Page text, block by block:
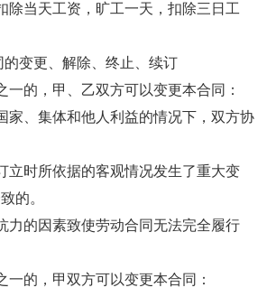
除当天工资，旷工一天，扣除三日工
变更、解除、终止、续订
一的，甲、乙双方可以变更本合同：
家、集体和他人利益的情况下，双方协
立时所依据的客观情况发生了重大变
的。
力的因素致使劳动合同无法完全履行
一的，甲双方可以变更本合同：